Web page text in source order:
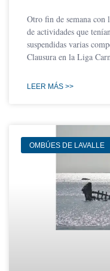
Otro fin de semana
de actividades que
suspendidas varias
Clausura en la Liga
LEER MÁS >>
OMBÚES DE LAVALLE